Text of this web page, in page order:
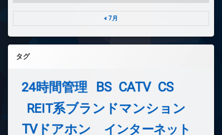
« 7月
タグ
24時間管理 BS CATV CS
REIT系ブランドマンション
TVドアホン インターネット